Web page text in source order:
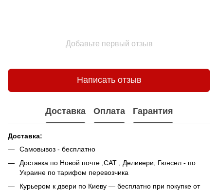
Добавьте первый отзыв
Написать отзыв
Доставка Оплата Гарантия
Доставка:
Самовывоз - беcплатно
Доставка по Новой почте ,САТ , Деливери, Гюнсел - по
Украине по тарифом перевозчика
Курьером к двери по Киеву — бесплатно при покупке от